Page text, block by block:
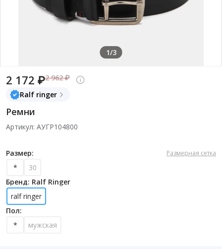
1/3
2 172 ₽2 962 ₽
Ralf ringer
Ремни
Артикул: АУГР104800
Размер: Размерная сетка
*
30
Бренд: Ralf Ringer
ralf ringer
Пол:
*
мужская